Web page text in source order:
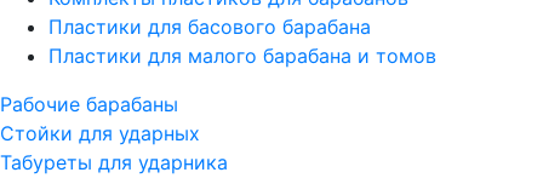
Пластики для басового барабана
Пластики для малого барабана и томов
Рабочие барабаны
Стойки для ударных
Табуреты для ударника